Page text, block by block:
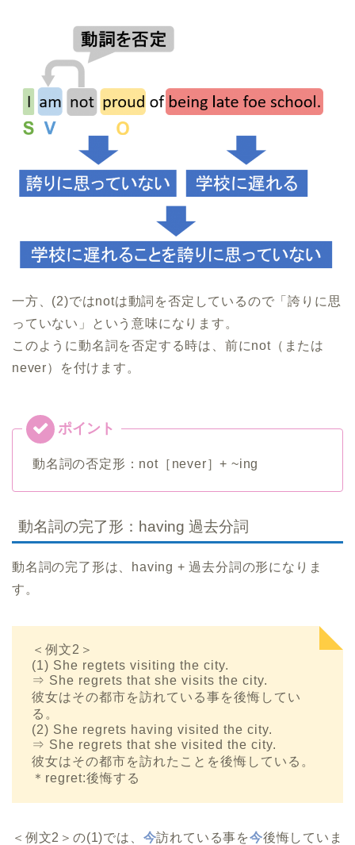
一方、(2)ではnotは動詞を否定しているので「誇りに思
っていない」という意味になります。
このように動名詞を否定する時は、前にnot（または
never）を付けます。
動名詞の否定形：not［never］+ ~ing
動名詞の完了形：having 過去分詞
動名詞の完了形は、having + 過去分詞の形になりま
す。
＜例文2＞
(1) She regtets visiting the city.
⇒ She regrets that she visits the city.
彼女はその都市を訪れている事を後悔してい
る。
(2) She regrets having visited the city.
⇒ She regrets that she visited the city.
彼女はその都市を訪れたことを後悔している。
＊regret:後悔する
＜例文2＞の(1)では、 今訪れている事を今後悔していま